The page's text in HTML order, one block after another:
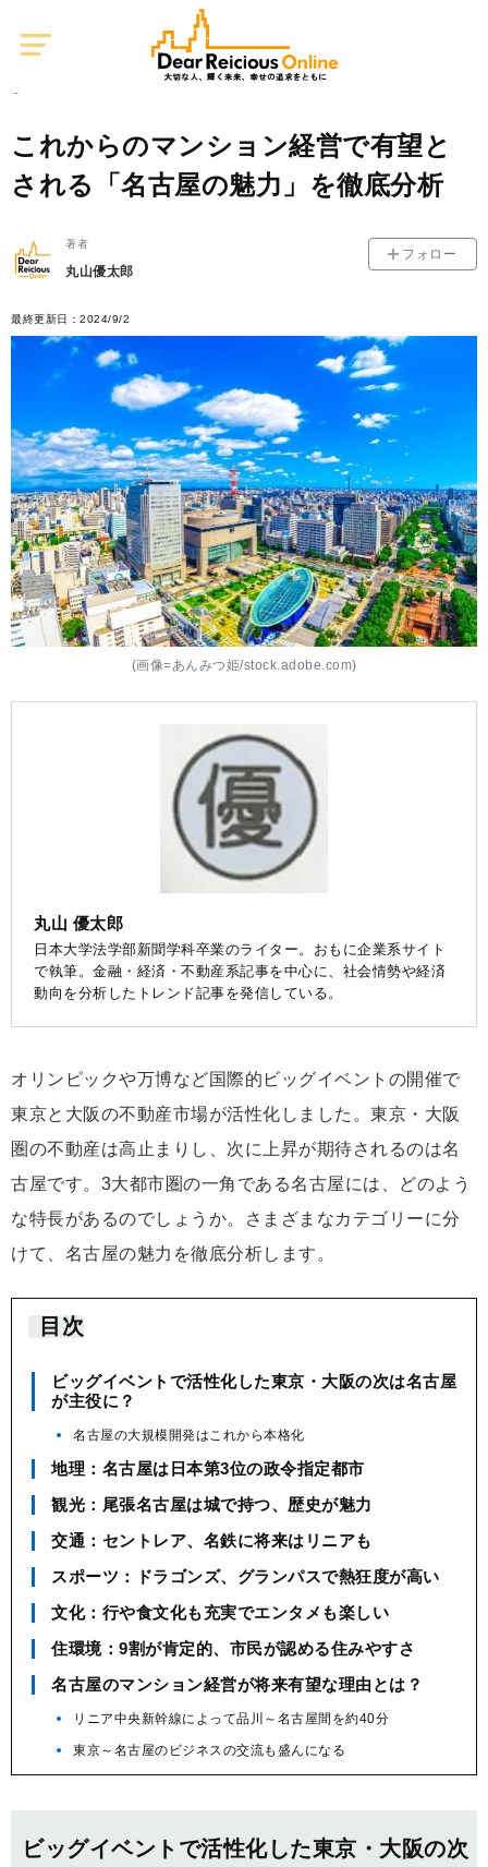
不動産投資
これからのマンション経営で有望と
される「名古屋の魅力」を徹底分析
著者
丸山優太郎
フォロー
最終更新日：2024/9/2
(画像=あんみつ姫/stock.adobe.com)
丸山 優太郎
日本大学法学部新聞学科卒業のライター。おもに企業系サイト
で執筆。金融・経済・不動産系記事を中心に、社会情勢や経済
動向を分析したトレンド記事を発信している。
オリンピックや万博など国際的ビッグイベントの開催で
東京と大阪の不動産市場が活性化しました。東京・大阪
圏の不動産は高止まりし、次に上昇が期待されるのは名
古屋です。3大都市圏の一角である名古屋には、どのよう
な特長があるのでしょうか。さまざまなカテゴリーに分
けて、名古屋の魅力を徹底分析します。
目次
ビッグイベントで活性化した東京・大阪の次は名古屋
が主役に？
名古屋の大規模開発はこれから本格化
地理：名古屋は日本第3位の政令指定都市
観光：尾張名古屋は城で持つ、歴史が魅力
交通：セントレア、名鉄に将来はリニアも
スポーツ：ドラゴンズ、グランパスで熱狂度が高い
文化：行や食文化も充実でエンタメも楽しい
住環境：9割が肯定的、市民が認める住みやすさ
名古屋のマンション経営が将来有望な理由とは？
リニア中央新幹線によって品川～名古屋間を約40分
東京～名古屋のビジネスの交流も盛んになる
ビッグイベントで活性化した東京・大阪の次